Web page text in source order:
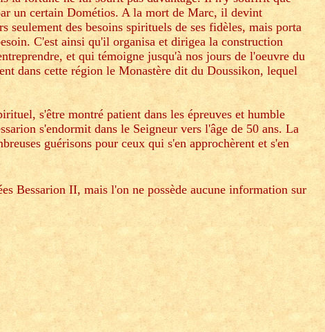
un certain Dométios. A la mort de Marc, il devint
seulement des besoins spirituels de ses fidèles, mais porta
C'est ainsi qu'il organisa et dirigea la construction
et qui témoigne jusqu'à nos jours de l'oeuvre du
dans cette région le Monastère dit du Doussikon, lequel
s'être montré patient dans les épreuves et humble
s'endormit dans le Seigneur vers l'âge de 50 ans. La
guérisons pour ceux qui s'en approchèrent et s'en
Bessarion II, mais l'on ne possède aucune information sur